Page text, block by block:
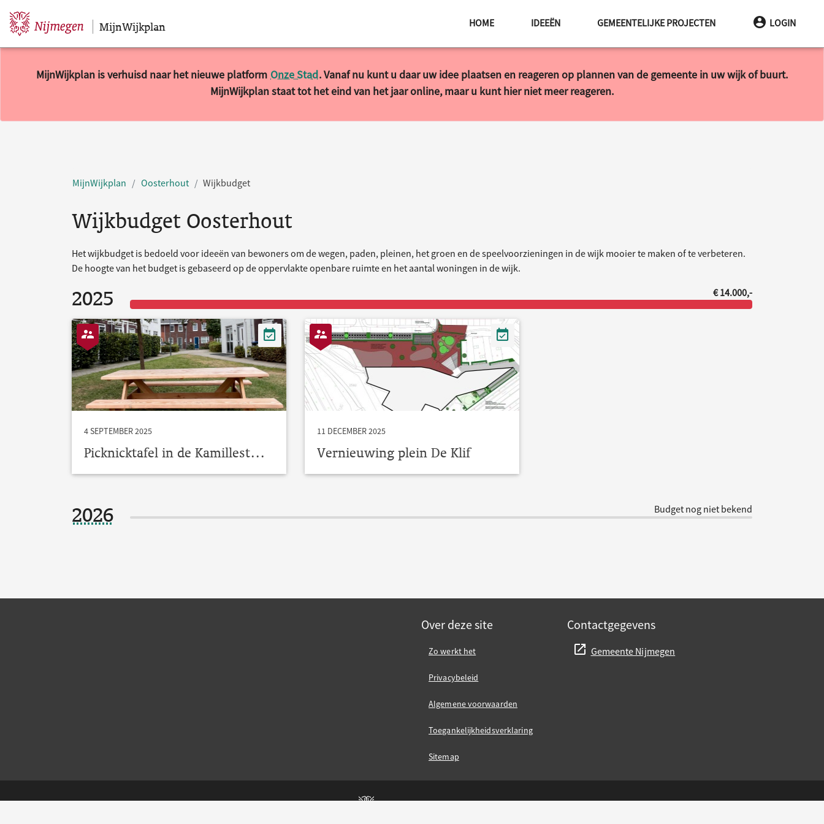
Sla navigatie over MijnWijkplan HOME IDEEËN GEMEENTELIJKE PROJECTEN LOGIN
MijnWijkplan is verhuisd naar het nieuwe platform Onze Stad. Vanaf nu kunt u daar uw idee plaatsen en reageren op plannen van de gemeente in uw wijk of buurt.
MijnWijkplan staat tot het eind van het jaar online, maar u kunt hier niet meer reageren.
MijnWijkplan Oosterhout Wijkbudget
Wijkbudget Oosterhout
Het wijkbudget is bedoeld voor ideeën van bewoners om de wegen, paden, pleinen, het groen en de speelvoorzieningen in de wijk mooier te maken of te verbeteren.
De hoogte van het budget is gebaseerd op de oppervlakte openbare ruimte en het aantal woningen in de wijk.
2025 € 14.000,-
4 SEPTEMBER 2025
Picknicktafel in de Kamillestraat
11 DECEMBER 2025
Vernieuwing plein De Klif
2026 Budget nog niet bekend
Over deze site
Zo werkt het
Privacybeleid
Algemene voorwaarden
Toegankelijkheidsverklaring
Sitemap
Contactgegevens
Gemeente Nijmegen
Gemeente Nijmegen